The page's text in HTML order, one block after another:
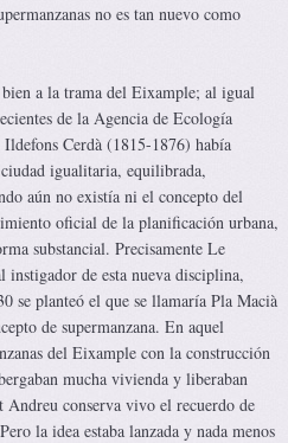
no es tan nuevo como
bien a la trama del Eixample; al igual
de la Agencia de Ecología
Cerdà (1815-1876) había
igualitaria, equilibrada,
aún no existía ni el concepto del
oficial de la planificación urbana,
substancial. Precisamente Le
de esta nueva disciplina,
se planteó el que se llamaría Pla Macià
de supermanzana. En aquel
del Eixample con la construcción
mucha vivienda y liberaban
Andreu conserva vivo el recuerdo de
la idea estaba lanzada y nada menos